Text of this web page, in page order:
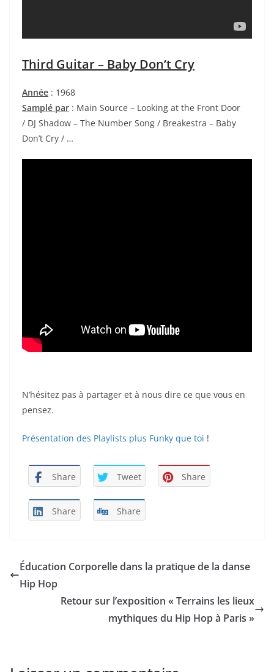
Third Guitar – Baby Don’t Cry
Année : 1968
Samplé par : Main Source – Looking at the Front Door
/ DJ Shadow – The Number Song / Breakestra – Baby
Don’t Cry / …
N’hésitez pas à partager et à nous dire ce que vous en
pensez.
Présentation des Playlists plus Funky que toi !
Share Tweet Share
Share Share
Éducation Corporelle dans la pratique de la danse
Hip Hop
Retour sur l’exposition « Terrains les lieux
mythiques du Hip Hop à Paris »